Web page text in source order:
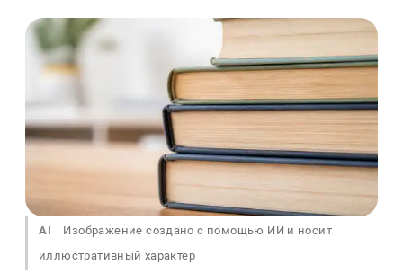
AI
Изображение создано с помощью ИИ и носит
иллюстративный характер